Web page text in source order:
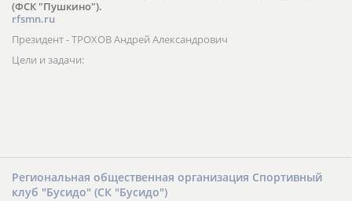
(ФСК "Пушкино").
rfsmn.ru
Президент - ТРОХОВ Андрей Александрович
Цели и задачи:
Региональная общественная организация Спортивный
клуб "Бусидо" (СК "Бусидо")